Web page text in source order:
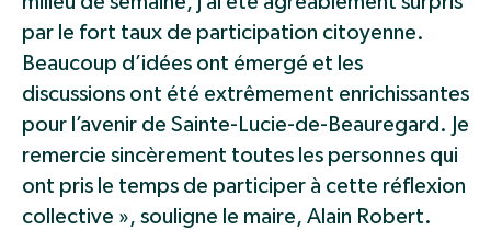
par le fort taux de participation citoyenne.
Beaucoup d’idées ont émergé et les
discussions ont été extrêmement enrichissantes
pour l’avenir de Sainte-Lucie-de-Beauregard. Je
remercie sincèrement toutes les personnes qui
ont pris le temps de participer à cette réflexion
collective », souligne le maire, Alain Robert.